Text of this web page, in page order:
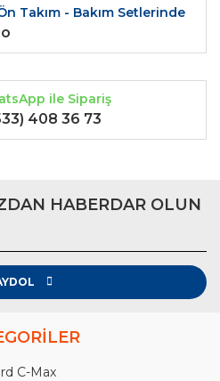
Takım - Bakım Setlerinde
ile Sipariş
408 36 73
HABERDAR OLUN
C-Max